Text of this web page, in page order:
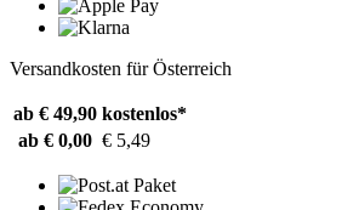
Versandkosten für Österreich
ab € 49,90 kostenlos*
ab € 0,00 € 5,49